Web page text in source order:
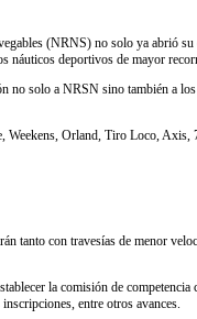
(NRNS) no solo ya
deportivos de mayor
solo a NRSN sino también a
Weekens, Orland, Tiro Loco,
tanto con travesías de menor
la comisión de
entre otros avances.